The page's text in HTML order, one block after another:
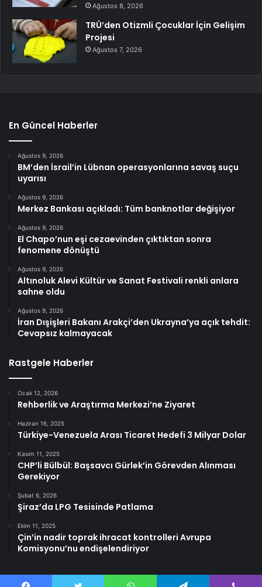
Ağustos 8, 2026
TRÜ’den Otizmli Çocuklar İçin Gelişim
Projesi
Ağustos 7, 2026
En Güncel Haberler
Ağustos 9, 2026
BM’den İsrail’in Lübnan operasyonlarına savaş suçu
uyarısı
Ağustos 9, 2026
Merkez Bankası açıkladı: Tüm banknotlar değişiyor
Ağustos 9, 2026
El Chapo’nun eşi cezaevinden çıktıktan sonra
fenomene dönüştü
Ağustos 9, 2026
Altınoluk Alevi Kültür ve Sanat Festivali renkli anlara
sahne oldu
Ağustos 9, 2026
İran Dışişleri Bakanı Arakçi’den Ukrayna’ya açık tehdit:
Cevapsız kalmayacak
Rastgele Haberler
Ocak 12, 2026
Rehberlik ve Araştırma Merkezi’ne Ziyaret
Haziran 16, 2025
Türkiye-Venezuela Arası Ticaret Hedefi 3 Milyar Dolar
Kasım 11, 2025
CHP’li Bülbül: Başsavcı Gürlek’in Görevden Alınması
Gerekiyor
Şubat 6, 2026
Şiraz’da LPG Tesisinde Patlama
Ekim 11, 2025
Çin’in nadir toprak ihracat kontrolleri Avrupa
Komisyonu’nu endişelendiriyor